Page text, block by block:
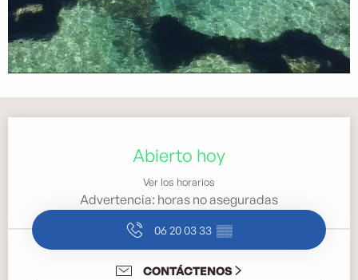
Abierto hoy
Ver los horarios
Advertencia: horas no aseguradas
06 20 03 33 ▒▒
CONTÁCTENOS